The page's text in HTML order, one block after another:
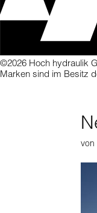
©2026 Hoch hydraulik
Marken sind im Besitz
von